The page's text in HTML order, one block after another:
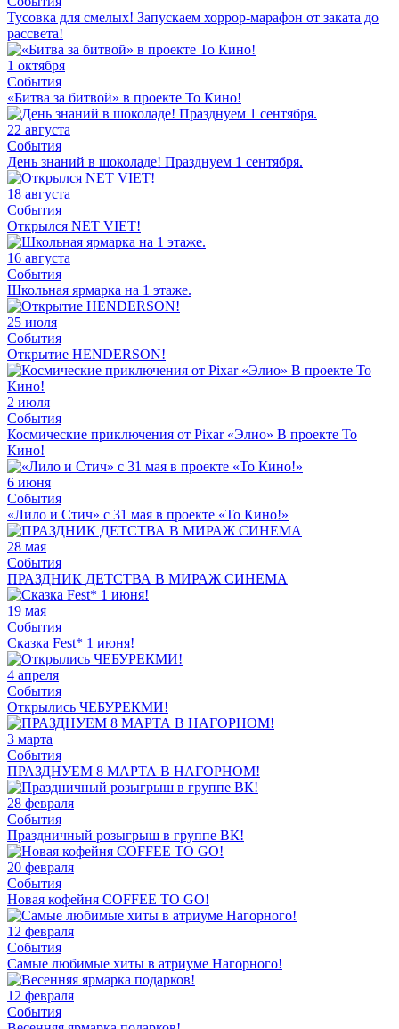
Тусовка для смелых! Запускаем хоррор-марафон от заката до
рассвета!
1 октября
События
«Битва за битвой» в проекте То Кино!
22 августа
События
День знаний в шоколаде! Празднуем 1 сентября.
18 августа
События
Открылся NET VIET!
16 августа
События
Школьная ярмарка на 1 этаже.
25 июля
События
Открытие HENDERSON!
2 июля
События
Космические приключения от Pixar «Элио» В проекте То
Кино!
6 июня
События
«Лило и Стич» с 31 мая в проекте «То Кино!»
28 мая
События
ПРАЗДНИК ДЕТСТВА В МИРАЖ СИНЕМА
19 мая
События
Сказка Fest* 1 июня!
4 апреля
События
Открылись ЧЕБУРЕКМИ!
3 марта
События
ПРАЗДНУЕМ 8 МАРТА В НАГОРНОМ!
28 февраля
События
Праздничный розыгрыш в группе ВК!
20 февраля
События
Новая кофейня COFFEE TO GO!
12 февраля
События
Самые любимые хиты в атриуме Нагорного!
12 февраля
События